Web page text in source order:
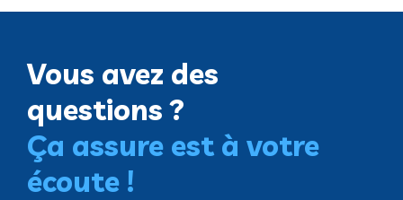
Vous avez des
questions ?
Ça assure est à votre
écoute !